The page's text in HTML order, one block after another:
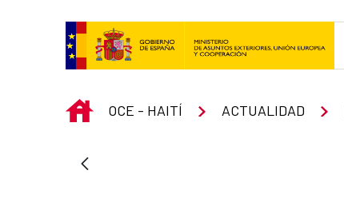
INICIO
OCE - HAITÍ ACTUALIDAD